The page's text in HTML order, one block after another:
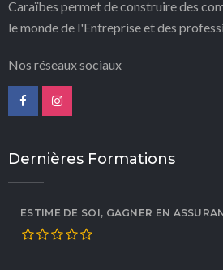
Caraïbes permetde construire des
le monde de l'Entreprise et des
Nos réseaux sociaux
Dernières Formations
ESTIME DE SOI, GAGNER EN